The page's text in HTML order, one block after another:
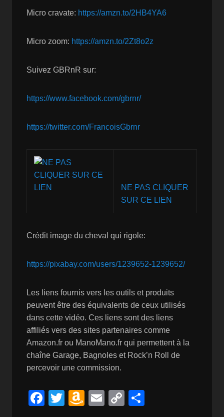
Micro cravate: https://amzn.to/2HB4YA6
Micro zoom: https://amzn.to/2Zt8o2z
Suivez GBRnR sur:
https://www.facebook.com/gbrnr/
https://twitter.com/FrancoisGbrnr
NE PAS CLIQUER
SUR CE LIEN
Crédit image du cheval qui rigole:
https://pixabay.com/users/1239652-1239652/
Les liens fournis vers les outils et produits
peuvent être des équivalents de ceux utilisés
dans cette vidéo. Ces liens sont des liens
affiliés vers des sites partenaires comme
Amazon.fr ou ManoMano.fr qui permettent à la
chaîne Garage, Bagnoles et Rock’n Roll de
percevoir une commission.
F
T
A
E
C